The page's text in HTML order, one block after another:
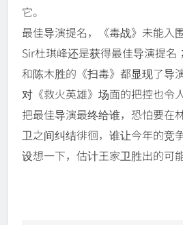
它。
最佳导演提名，《毒战》未能入
Sir杜琪峰还是获得最佳导演提名
和陈木胜的《扫毒》都显现了导
对《救火英雄》场面的把控也令
把最佳导演最终给谁，恐怕要在
卫之间纠结徘徊，谁让今年的竞
设想一下，估计王家卫胜出的可